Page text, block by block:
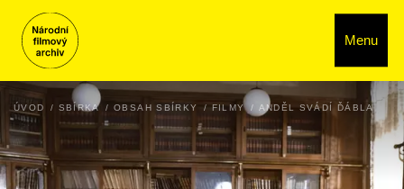
Menu
ÚVOD SBÍRKA OBSAH SBÍRKY FILMY ANDĚL SVÁDÍ ĎÁBLA